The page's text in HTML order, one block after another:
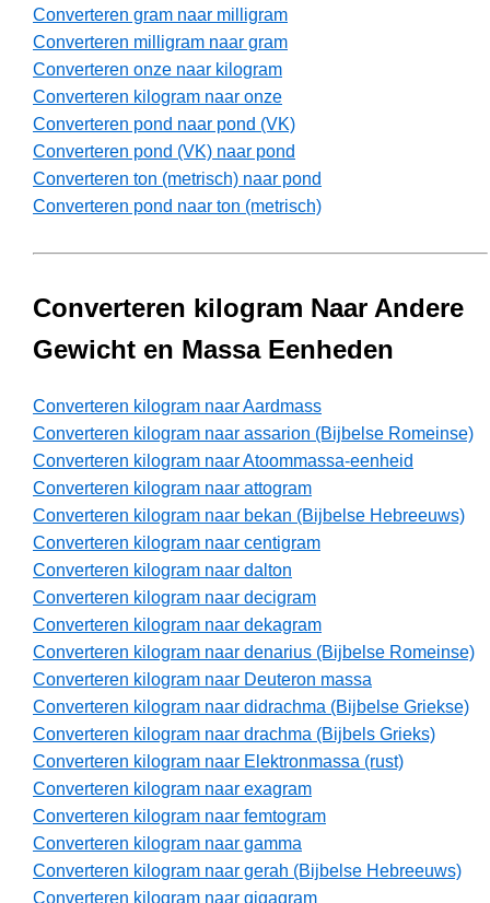
Converteren gram naar milligram
Converteren milligram naar gram
Converteren onze naar kilogram
Converteren kilogram naar onze
Converteren pond naar pond (VK)
Converteren pond (VK) naar pond
Converteren ton (metrisch) naar pond
Converteren pond naar ton (metrisch)
Converteren kilogram Naar Andere
Gewicht en Massa Eenheden
Converteren kilogram naar Aardmass
Converteren kilogram naar assarion (Bijbelse Romeinse)
Converteren kilogram naar Atoommassa-eenheid
Converteren kilogram naar attogram
Converteren kilogram naar bekan (Bijbelse Hebreeuws)
Converteren kilogram naar centigram
Converteren kilogram naar dalton
Converteren kilogram naar decigram
Converteren kilogram naar dekagram
Converteren kilogram naar denarius (Bijbelse Romeinse)
Converteren kilogram naar Deuteron massa
Converteren kilogram naar didrachma (Bijbelse Griekse)
Converteren kilogram naar drachma (Bijbels Grieks)
Converteren kilogram naar Elektronmassa (rust)
Converteren kilogram naar exagram
Converteren kilogram naar femtogram
Converteren kilogram naar gamma
Converteren kilogram naar gerah (Bijbelse Hebreeuws)
Converteren kilogram naar gigagram